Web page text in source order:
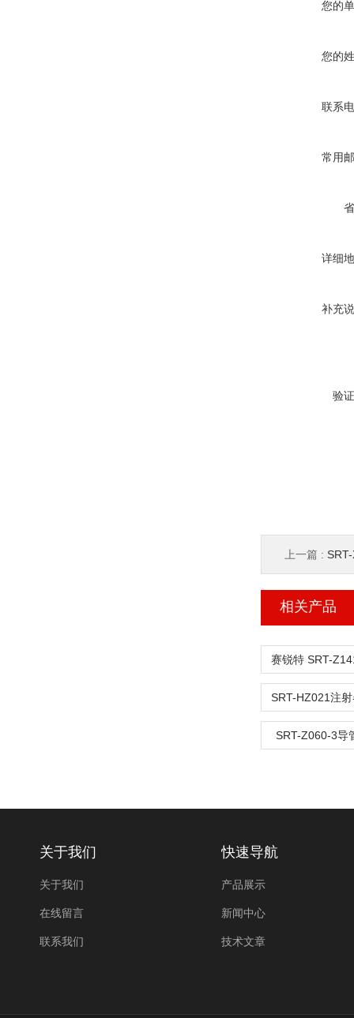
您的
您的
联系
常用
详细
补充
验
上一篇 :
相关产品
SRT-Z060-3导
关于我们
关于我们
在线留言
联系我们
快速导航
产品展示
新闻中心
技术文章